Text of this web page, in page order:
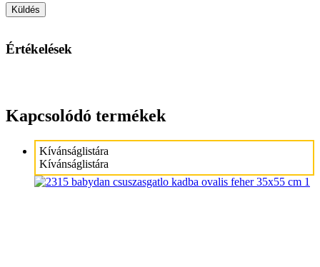
Értékelések
Kapcsolódó termékek
Kívánságlistára
Kívánságlistára